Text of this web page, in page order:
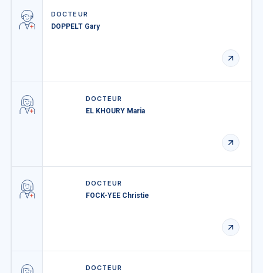
DOCTEUR
DOPPELT Gary
DOCTEUR
EL KHOURY Maria
DOCTEUR
FOCK-YEE Christie
DOCTEUR